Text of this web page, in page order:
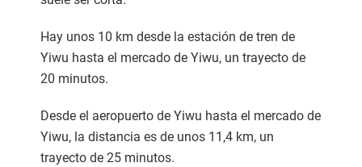
Hay unos 10 km desde la estación de tren de
Yiwu hasta el mercado de Yiwu, un trayecto de
20 minutos.
Desde el aeropuerto de Yiwu hasta el mercado de
Yiwu, la distancia es de unos 11,4 km, un
trayecto de 25 minutos.